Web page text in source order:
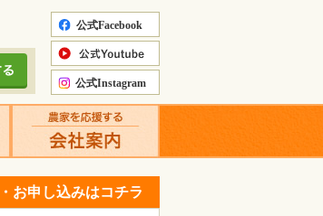
お申し込みはコチラ